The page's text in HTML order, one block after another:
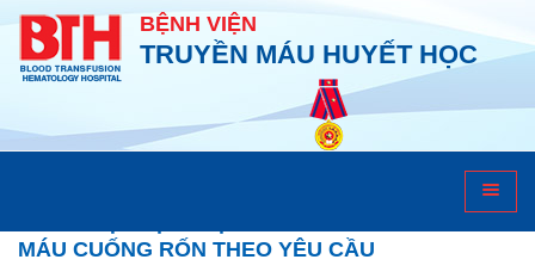
BỆNH VIỆN
TRUYỀN MÁU HUYẾT HỌC
Dịch vụ máu cuống rốn
MÁU CUỐNG RỐN THEO YÊU CẦU